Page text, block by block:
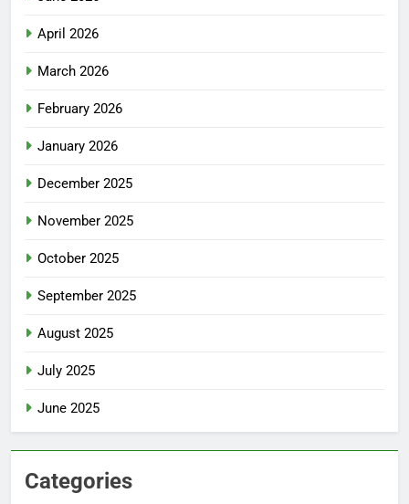
April 2026
March 2026
February 2026
January 2026
December 2025
November 2025
October 2025
September 2025
August 2025
July 2025
June 2025
Categories